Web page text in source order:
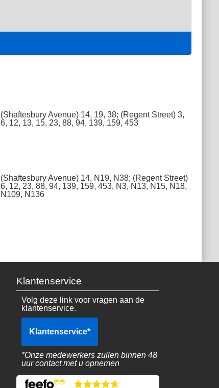
(Shaftesbury Avenue) 14, 19, 38; (Regent Street) 3,
6, 12, 13, 15, 23, 88, 94, 139, 159, 453
(Shaftesbury Avenue) 14, N19, N38; (Regent Street)
6, 12, 23, 88, 94, 139, 159, 453, N3, N13, N15, N18,
N109, N136
Klantenservice
Volg deze link voor vragen aan de
klantenservice.
Klantenservice*
*Onze medewerkers zullen binnen 48
uur contact met u opnemen